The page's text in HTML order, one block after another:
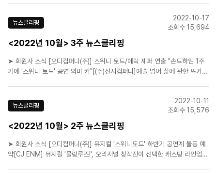
력의 무대를 볼 수 있다. 김연뮤씨는 치열한 경쟁을 뚫고..
뉴스클리핑
2022-10-17
조회수 15,694
<2022년 10월> 3주 뉴스클리핑
➤ 회원사 소식 [오디컴퍼니(주)] 스위니 토드/에릭 셰퍼 연출 "손드하임 1주
기에 '스위니 토드' 공연 의미 커"[(주)신시컴퍼니]예술 넘어 삶에 관한 뜨거운
서정적 음악과 따뜻한 메시지의..
뉴스클리핑
2022-10-11
조회수 15,576
<2022년 10월> 2주 뉴스클리핑
➤ 회원사 소식 [오디컴퍼니(주)] 뮤지컬 '스위니토드' 하반기 공연계 돌풍 예
약[CJ ENM] 뮤지컬 '물랑루즈!', 오리지널 창작진이 선택한 캐스팅 라인업